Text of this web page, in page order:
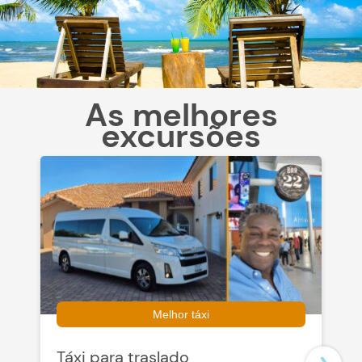
As melhores
excursões
Melhor táxi
Táxi para traslado